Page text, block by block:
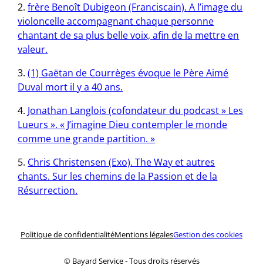
frère Benoît Dubigeon (Franciscain). A l’image du
violoncelle accompagnant chaque personne
chantant de sa plus belle voix, afin de la mettre en
valeur.
(1) Gaëtan de Courrèges évoque le Père Aimé
Duval mort il y a 40 ans.
Jonathan Langlois (cofondateur du podcast » Les
Lueurs ». « J’imagine Dieu contempler le monde
comme une grande partition. »
Chris Christensen (Exo). The Way et autres
chants. Sur les chemins de la Passion et de la
Résurrection.
Politique de confidentialitéMentions légalesGestion des cookies
© Bayard Service ‑ Tous droits réservés